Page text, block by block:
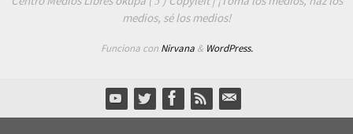
medios, sé los medios!
Funciona con Nirvana& WordPress.